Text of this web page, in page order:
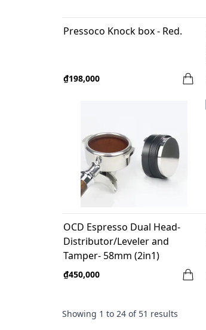
Pressoco Knock box - Red.
₫198,000
OCD Espresso Dual Head-
Distributor/Leveler and
Tamper- 58mm (2in1)
₫450,000
Showing 1 to 24 of 51 results